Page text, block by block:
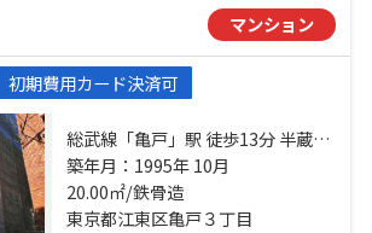
マンション
初期費用カード決済可
総武線「亀戸」駅 徒歩13分 半蔵門
線「押上」駅 徒歩13分 総武線「錦
糸町」駅 徒歩14分
築年月：1995年 10月
20.00㎡/鉄骨造
東京都江東区亀戸３丁目